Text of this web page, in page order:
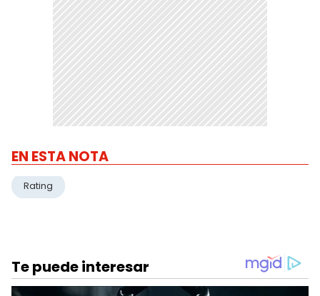
EN ESTA NOTA
Rating